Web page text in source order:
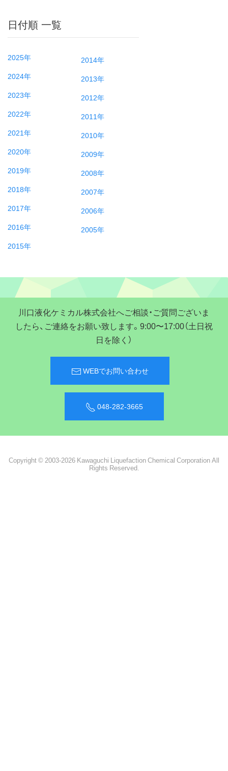
日付順 一覧
2025年
2024年
2023年
2022年
2021年
2020年
2019年
2018年
2017年
2016年
2015年
2014年
2013年
2012年
2011年
2010年
2009年
2008年
2007年
2006年
2005年
川口液化ケミカル株式会社へご相談・ご質問ございま
したら、ご連絡をお願い致します。9:00〜17:00（土日祝
日を除く）
WEBでお問い合わせ
048-282-3665
Copyright © 2003-2026 Kawaguchi Liquefaction Chemical Corporation All
Rights Reserved.